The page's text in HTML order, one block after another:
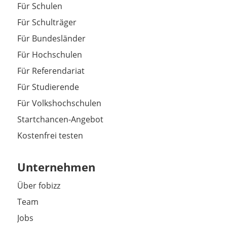
Für Schulen
Für Schulträger
Für Bundesländer
Für Hochschulen
Für Referendariat
Für Studierende
Für Volkshochschulen
Startchancen-Angebot
Kostenfrei testen
Unternehmen
Über fobizz
Team
Jobs